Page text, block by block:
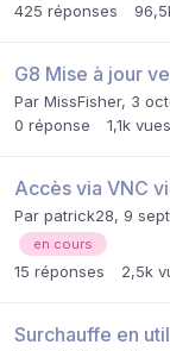
425 réponses
G8 Mise à jour
Par MissFisher, 3
0 réponse 1,1k vues
Accès via VNC
Par patrick28, 9
en cours
15 réponses 2,5k
Surchauffe en